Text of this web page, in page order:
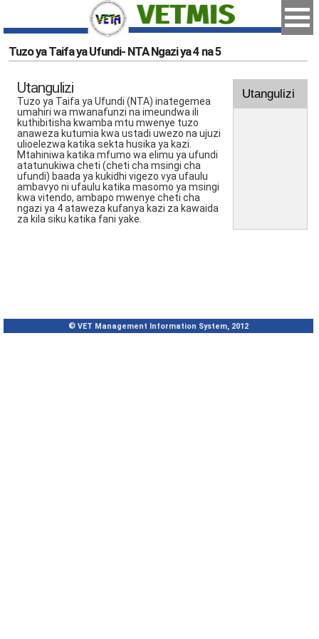
Tuzo ya Taifa ya Ufundi- NTA Ngazi ya 4 na 5
Utangulizi
Tuzo ya Taifa ya Ufundi (NTA) inategemea
umahiri wa mwanafunzi na imeundwa ili
kuthibitisha kwamba mtu mwenye tuzo
anaweza kutumia kwa ustadi uwezo na ujuzi
ulioelezwa katika sekta husika ya kazi.
Mtahiniwa katika mfumo wa elimu ya ufundi
atatunukiwa cheti (cheti cha msingi cha
ufundi) baada ya kukidhi vigezo vya ufaulu
ambavyo ni ufaulu katika masomo ya msingi
kwa vitendo, ambapo mwenye cheti cha
ngazi ya 4 ataweza kufanya kazi za kawaida
za kila siku katika fani yake.
Utangulizi
© VET Management Information System, 2012